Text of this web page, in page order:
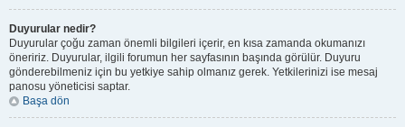
Duyurular nedir?
Duyurular çoğu zaman önemli bilgileri içerir, en kısa zamanda okumanızı
öneririz. Duyurular, ilgili forumun her sayfasının başında görülür. Duyuru
gönderebilmeniz için bu yetkiye sahip olmanız gerek. Yetkilerinizi ise mesaj
panosu yöneticisi saptar.
Başa dön